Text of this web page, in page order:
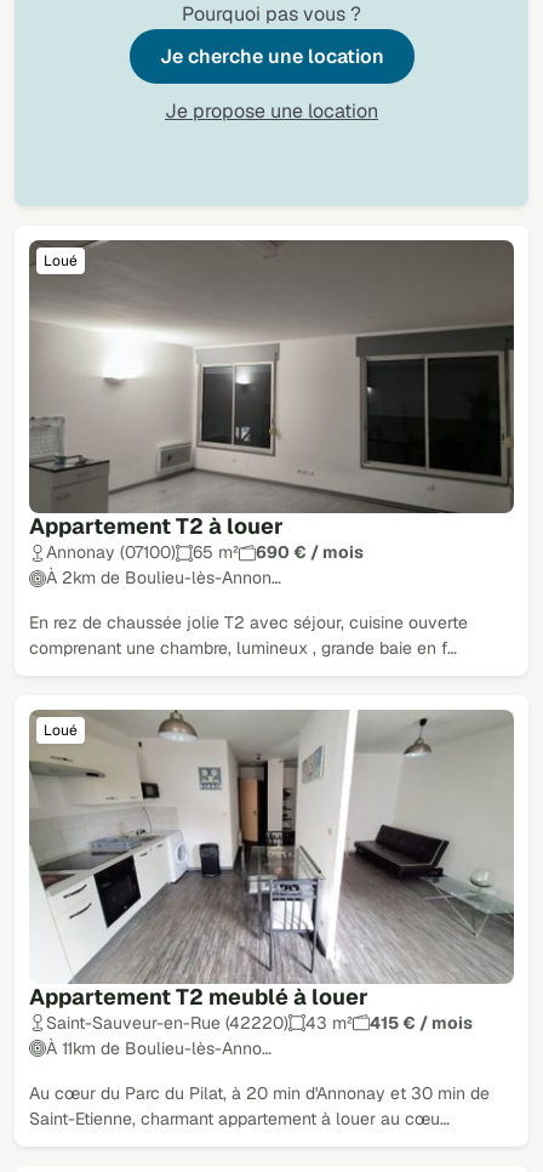
Appartement T2 à louer
Loué
Annonay (07100) 65 m²
690 € / mois
À 2km de Boulieu-lès-Annon…
En rez de chaussée jolie T2 avec séjour, cuisine ouverte
comprenant une chambre, lumineux , grande baie en f…
Appartement T2 meublé à louer
Loué
Saint-Sauveur-en-Rue (42220) 43 m²
415 € / mois
À 11km de Boulieu-lès-Anno…
Au cœur du Parc du Pilat, à 20 min d'Annonay et 30 min de
Saint-Etienne, charmant appartement à louer au cœu…
Pourquoi pas vous ?
Je cherche une location
Je propose une location